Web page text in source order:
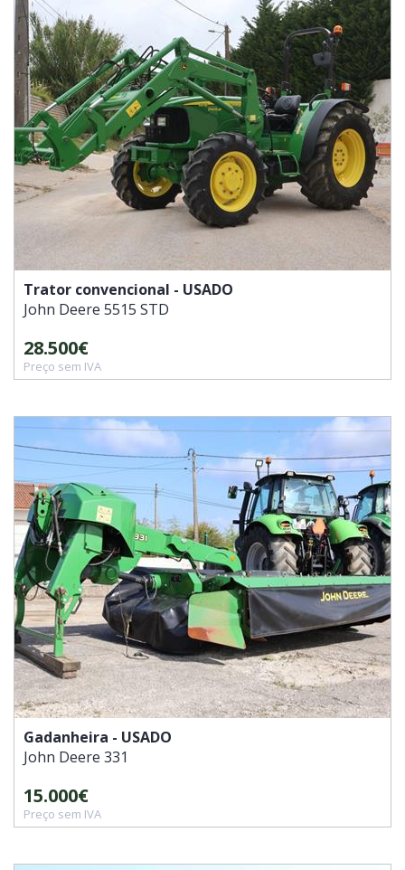
Trator convencional - USADO
John Deere 5515 STD
28.500€
Preço sem IVA
Gadanheira - USADO
John Deere 331
15.000€
Preço sem IVA